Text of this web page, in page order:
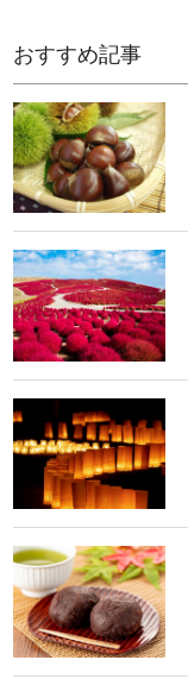
おすすめ記事